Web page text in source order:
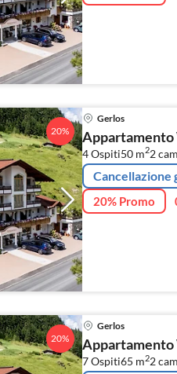
20%
Gerlos
Appartamento
4 Ospiti50 m22
Cancellazione
20% Promo
20%
Gerlos
Appartamento
7 Ospiti65 m22